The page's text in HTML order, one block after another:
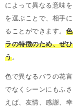
によって異なる意味
を選ぶことで、相手
ることができます。
ラの特徴のため、ぜ
う。
色で異なるバラの花
でなくシーンにもふ
えば、友情、感謝、